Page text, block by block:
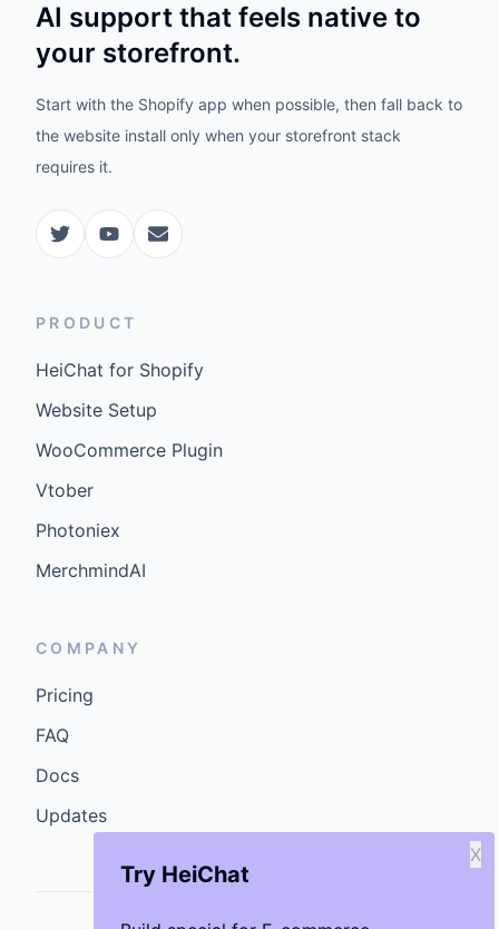
Try HeiChat
X
AI support that feels native to
your storefront.
Start with the Shopify app when possible, then fall back to
the website install only when your storefront stack
requires it.
PRODUCT
HeiChat for Shopify
Website Setup
WooCommerce Plugin
Vtober
Photoniex
MerchmindAI
COMPANY
Pricing
FAQ
Docs
Updates